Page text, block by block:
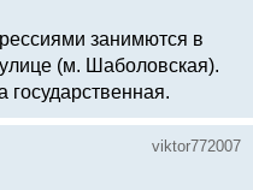
занимются в
(м. Шаболовская).
государственная.
viktor772007